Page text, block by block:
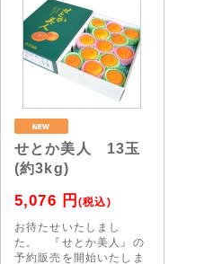
せとか美人 13玉
(約3kg)
5,076 円(税込)
お待たせいたしまし
た。 『せとか美人』の
予約販売を開始いたしま